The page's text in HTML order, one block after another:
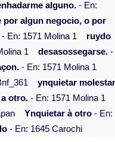
alguno. - En:
por algun negocio, o por
- En: 1571 Molina 1
ruydo
1 desasossegarse. -
- En: 1571 Molina 1
ynquietar
otro. - En: 1571 Molina 1
Ynquietar à otro - En:
- En: 1645 Carochi